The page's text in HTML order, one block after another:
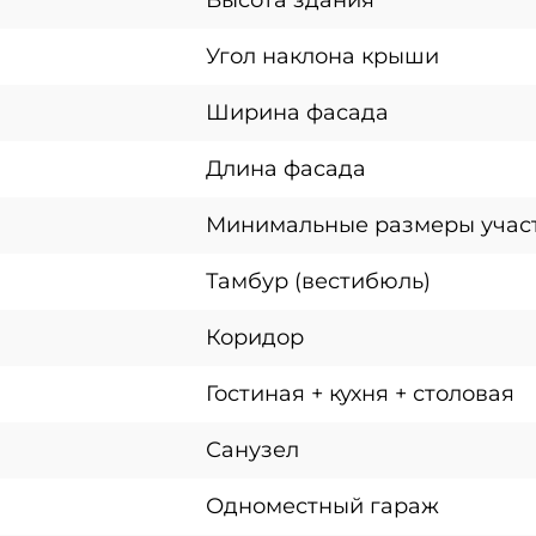
Угол наклона крыши
Ширина фасада
Длина фасада
Минимальные размеры
Тамбур (вестибюль)
Коридор
Гостиная + кухня + столовая
Санузел
Одноместный гараж